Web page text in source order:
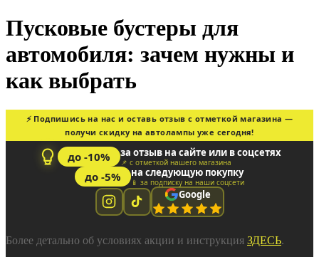
Пусковые бустеры для
автомобиля: зачем нужны и
как выбрать
⚡ Подпишись на нас и оставь отзыв с отметкой магазина —
получи скидку на автолампы уже сегодня!
до -10% за отзыв на сайте или в соцсетях
📌 с отметкой нашего магазина
до -5% на следующую покупку
📱 за подписку на наши соцсети
Google
Более детально об условиях акции и инструкция ЗДЕСЬ.